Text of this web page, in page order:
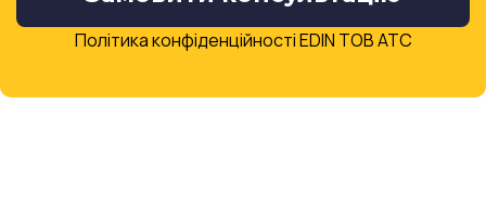
Політика конфіденційності EDIN ТОВ АТС